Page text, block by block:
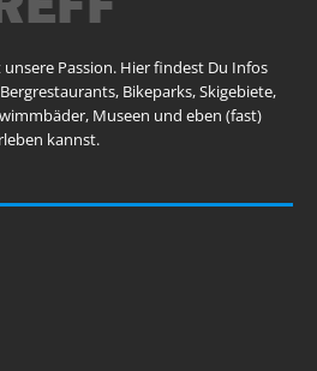
Passion. Hier findest Du Infos
Bikeparks, Skigebiete,
Museen und eben (fast)
kannst.